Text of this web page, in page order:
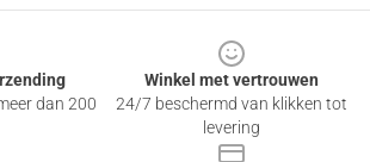
dan 200
Winkel met vertrouwen
24/7 beschermd van klikken tot
levering